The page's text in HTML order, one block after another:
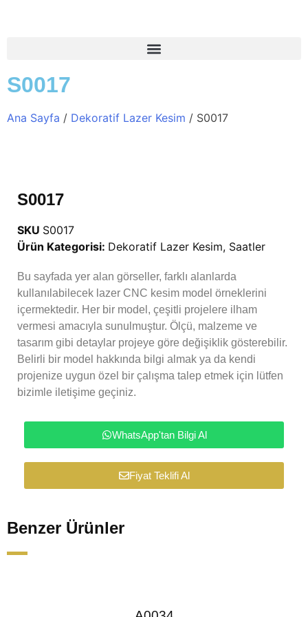
S0017
Ana Sayfa / Dekoratif Lazer Kesim / S0017
S0017
SKU S0017
Ürün Kategorisi: Dekoratif Lazer Kesim, Saatler
Bu sayfada yer alan görseller, farklı alanlarda
kullanılabilecek lazer CNC kesim model örneklerini
içermektedir. Her bir model, çeşitli projelere ilham
vermesi amacıyla sunulmuştur. Ölçü, malzeme ve
tasarım gibi detaylar projeye göre değişiklik gösterebilir.
Belirli bir model hakkında bilgi almak ya da kendi
projenize uygun özel bir çalışma talep etmek için lütfen
bizimle iletişime geçiniz.
WhatsApp'tan Bilgi Al
Fiyat Teklifi Al
Benzer Ürünler